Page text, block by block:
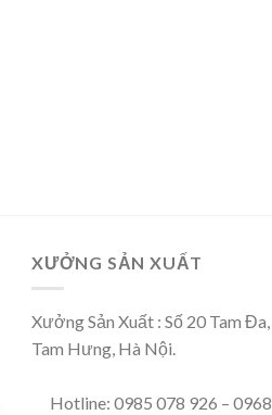
XƯỞNG SẢN XUẤT
Xưởng Sản Xuất : Số 20 Tam Đa,
Tam Hưng, Hà Nội.
Hotline: 0985 078 926 – 0968